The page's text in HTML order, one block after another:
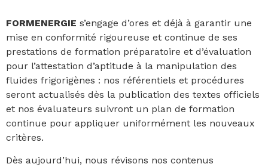
FORMENERGIE s’engage d’ores et déjà à garantir une
mise en conformité rigoureuse et continue de ses
prestations de formation préparatoire et d’évaluation
pour l’attestation d’aptitude à la manipulation des
fluides frigorigènes : nos référentiels et procédures
seront actualisés dès la publication des textes officiels
et nos évaluateurs suivront un plan de formation
continue pour appliquer uniformément les nouveaux
critères.
Dès aujourd’hui, nous révisons nos contenus